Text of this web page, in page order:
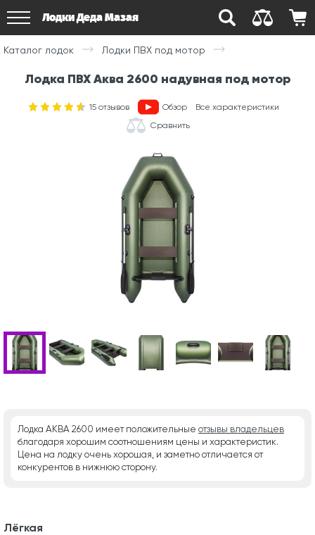
Лодки Деда Мазая
Каталог лодок Лодки ПВХ под мотор
Лодка ПВХ Аква 2600 надувная под мотор
15отзывов Обзор
Все характеристики
Сравнить
Лодка АКВА 2600 имеет положительные отзывы владельцев
благодаря хорошим соотношениям цены и характеристик.
Цена на лодку очень хорошая, и заметно отличается от
конкурентов в нижнюю сторону.
Лёгкая